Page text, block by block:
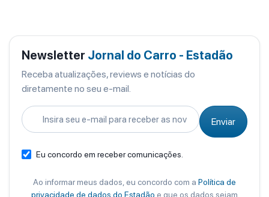
Newsletter Jornal do Carro - Estadão
Receba atualizações, reviews e notícias do
diretamente no seu e-mail.
Enviar
Eu concordo em receber comunicações.
Ao informar meus dados, eu concordo com a Política de
privacidade de dados do Estadão e que os dados sejam